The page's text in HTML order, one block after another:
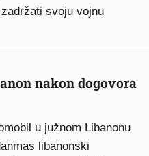
svoju vojnu
nakon dogovora
u južnom Libanonu
libanonski